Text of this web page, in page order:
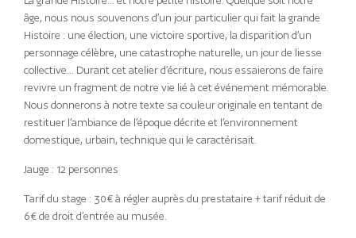
âge, nous nous souvenons d’un jour particulier qui fait la grande
Histoire : une élection, une victoire sportive, la disparition d’un
personnage célèbre, une catastrophe naturelle, un jour de liesse
collective… Durant cet atelier d’écriture, nous essaierons de faire
revivre un fragment de notre vie lié à cet événement mémorable.
Nous donnerons à notre texte sa couleur originale en tentant de
restituer l’ambiance de l’époque décrite et l’environnement
domestique, urbain, technique qui le caractérisait.
Jauge : 12 personnes
Tarif du stage : 30€ à régler auprès du prestataire + tarif réduit de
6€ de droit d’entrée au musée.